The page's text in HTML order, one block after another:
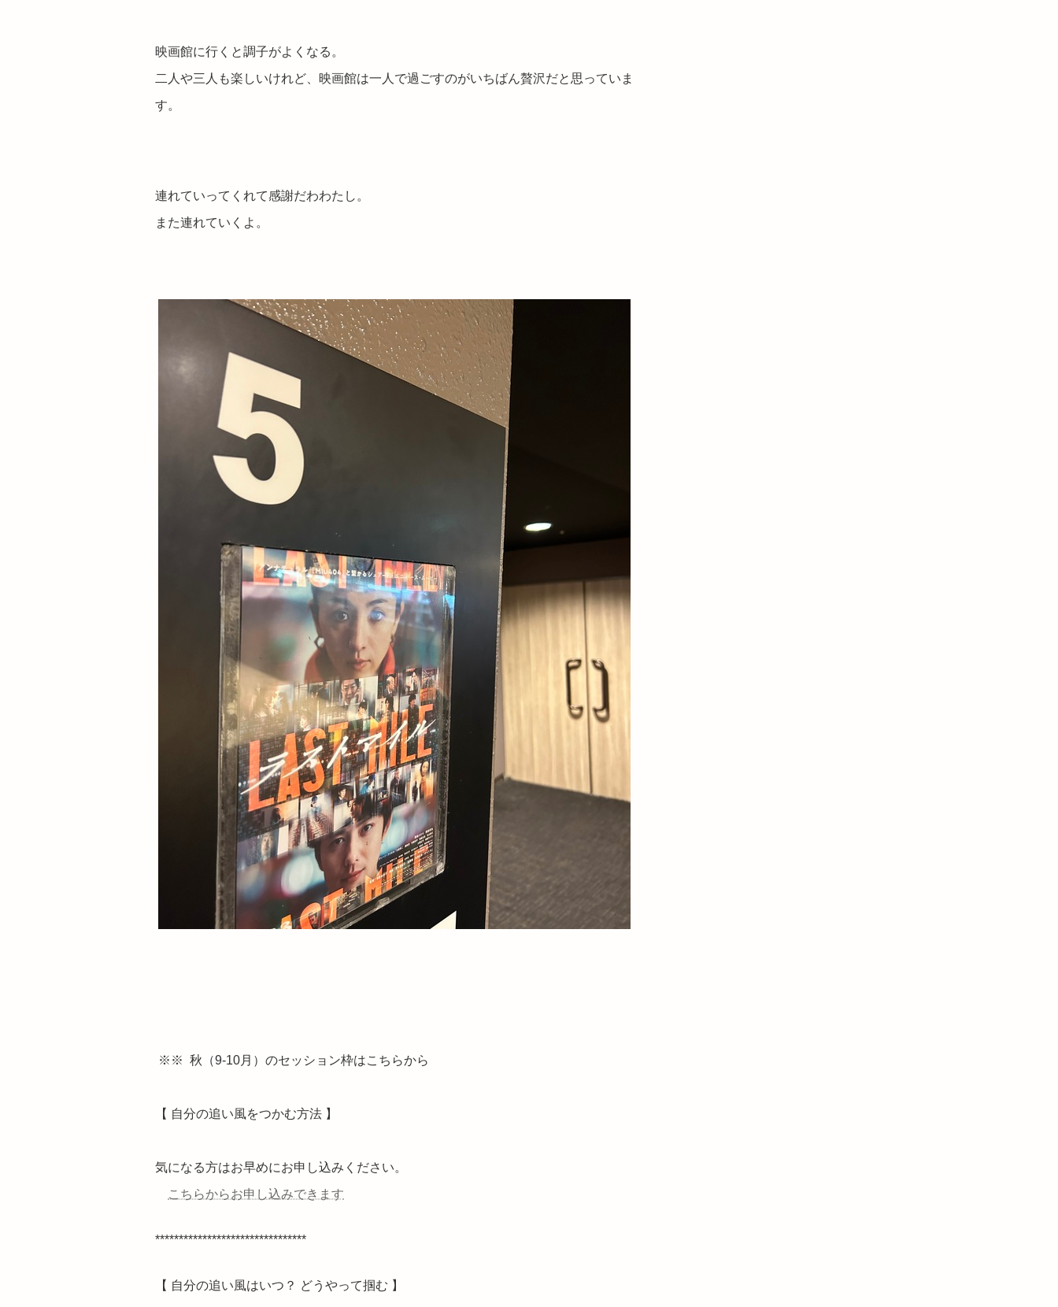
映画館に行くと調子がよくなる。
二人や三人も楽しいけれど、映画館は一人で過ごすのがいちばん贅沢だと思っていま
す。
連れていってくれて感謝だわわたし。
また連れていくよ。
※※ 秋（9-10月）のセッション枠はこちらから
【 自分の追い風をつかむ方法 】
気になる方はお早めにお申し込みください。
こちらからお申し込みできます
********************************
【 自分の追い風はいつ？ どうやって掴む 】